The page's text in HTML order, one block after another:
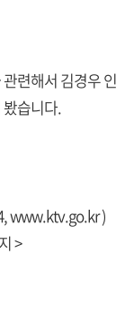
련해서 김경우 인
습니다.
www.ktv.go.kr)
>